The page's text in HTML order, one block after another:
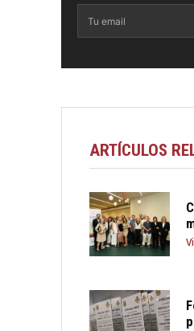
ARTÍCULOS